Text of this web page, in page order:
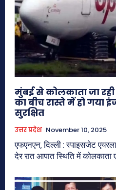
मुंबई से कोलकाता जा
का बीच रास्ते में हो गया
सुरक्षित
उत्तर प्रदेश November 10, 2025
एफएनएन, दिल्ली : स्पाइसजेट
देर रात आपात स्थिति में कोलकाता